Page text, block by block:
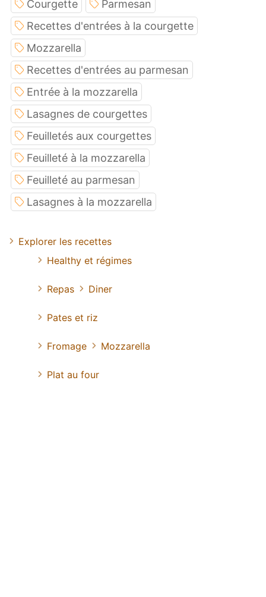
Courgette
Parmesan
Recettes d'entrées à la courgette
Mozzarella
Recettes d'entrées au parmesan
Entrée à la mozzarella
Lasagnes de courgettes
Feuilletés aux courgettes
Feuilleté à la mozzarella
Feuilleté au parmesan
Lasagnes à la mozzarella
Explorer les recettes
Healthy et régimes
Repas Diner
Pates et riz
Fromage Mozzarella
Plat au four